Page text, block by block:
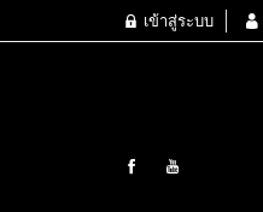
เข้าสู่ระบบ